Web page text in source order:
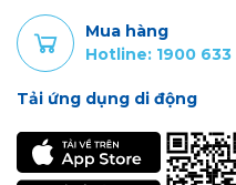
Mua hàng
Hotline: 1900 633
Tải ứng dụng di động